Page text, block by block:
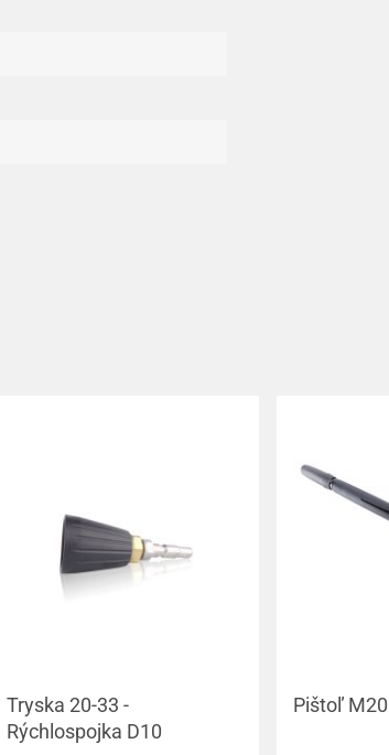
Tryska 20-33 -
Rýchlospojka D10
Pištoľ